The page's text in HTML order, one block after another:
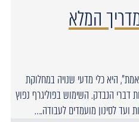
המלא
היא כלי מדעי שנויה במחלוקת
דברי הנבדק. השימוש בפוליגרף נפוץ
ועד לסינון מועמדים לעבודה.…